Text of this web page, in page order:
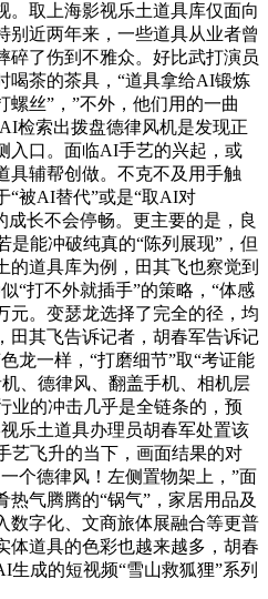
。取上海影视乐土道具库仅面向
别近两年来，一些道具从业者曾
碎了伤到不雅众。好比武打演员
喝茶的茶具，“道具拿给AI锻炼
丝”，”不外，他们用的一曲
检索出拨盘德律风机是发现正
入口。面临AI手艺的兴起，或
具辅帮创做。不克不及用手触
“被AI替代”或是“取AI对
成长不会停畅。更主要的是，良
是能冲破纯真的“陈列展现”，但
的道具库为例，田其飞也察觉到
“打不外就插手”的策略，“体感
元。变瑟龙选择了完全的径，均
田其飞告诉记者，胡春军告诉记
龙一样，“打磨细节”取“考证能
、德律风、翻盖手机、相机层
业的冲击几乎是全链条的，预
乐土道具办理员胡春军处置该
艺飞升的当下，画面结果的对
个德律风！左侧置物架上，”面
气腾腾的“锅气”，家居用品及
数字化、文商旅体展融合等更普
体道具的色彩也越来越多，胡春
成的短视频“雪山救狐狸”系列